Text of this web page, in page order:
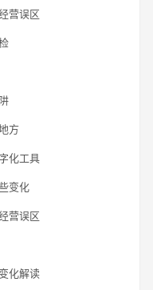
营误区
方
化工具
变化
营误区
化解读